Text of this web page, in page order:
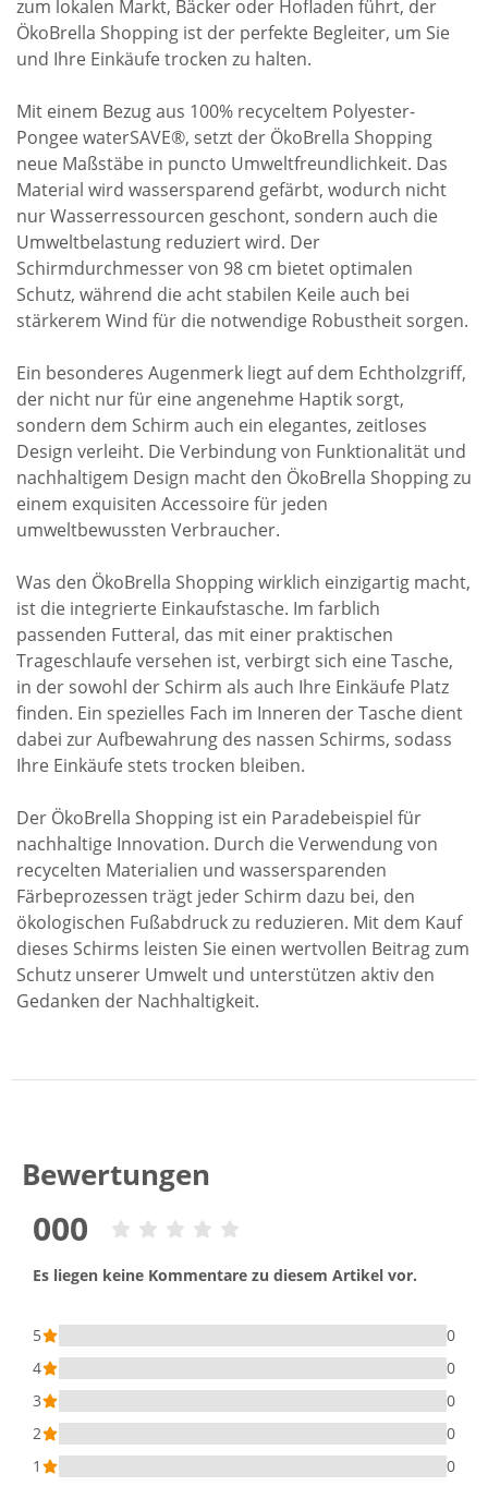
zum lokalen Markt, Bäcker oder Hofladen führt, der
ÖkoBrella Shopping ist der perfekte Begleiter, um Sie
und Ihre Einkäufe trocken zu halten.
Mit einem Bezug aus 100% recyceltem Polyester-
Pongee waterSAVE®, setzt der ÖkoBrella Shopping
neue Maßstäbe in puncto Umweltfreundlichkeit. Das
Material wird wassersparend gefärbt, wodurch nicht
nur Wasserressourcen geschont, sondern auch die
Umweltbelastung reduziert wird. Der
Schirmdurchmesser von 98 cm bietet optimalen
Schutz, während die acht stabilen Keile auch bei
stärkerem Wind für die notwendige Robustheit sorgen.
Ein besonderes Augenmerk liegt auf dem Echtholzgriff,
der nicht nur für eine angenehme Haptik sorgt,
sondern dem Schirm auch ein elegantes, zeitloses
Design verleiht. Die Verbindung von Funktionalität und
nachhaltigem Design macht den ÖkoBrella Shopping zu
einem exquisiten Accessoire für jeden
umweltbewussten Verbraucher.
Was den ÖkoBrella Shopping wirklich einzigartig macht,
ist die integrierte Einkaufstasche. Im farblich
passenden Futteral, das mit einer praktischen
Trageschlaufe versehen ist, verbirgt sich eine Tasche,
in der sowohl der Schirm als auch Ihre Einkäufe Platz
finden. Ein spezielles Fach im Inneren der Tasche dient
dabei zur Aufbewahrung des nassen Schirms, sodass
Ihre Einkäufe stets trocken bleiben.
Der ÖkoBrella Shopping ist ein Paradebeispiel für
nachhaltige Innovation. Durch die Verwendung von
recycelten Materialien und wassersparenden
Färbeprozessen trägt jeder Schirm dazu bei, den
ökologischen Fußabdruck zu reduzieren. Mit dem Kauf
dieses Schirms leisten Sie einen wertvollen Beitrag zum
Schutz unserer Umwelt und unterstützen aktiv den
Gedanken der Nachhaltigkeit.
Bewertungen
000
Es liegen keine Kommentare zu diesem Artikel vor.
5
0
4
0
3
0
2
0
1
0